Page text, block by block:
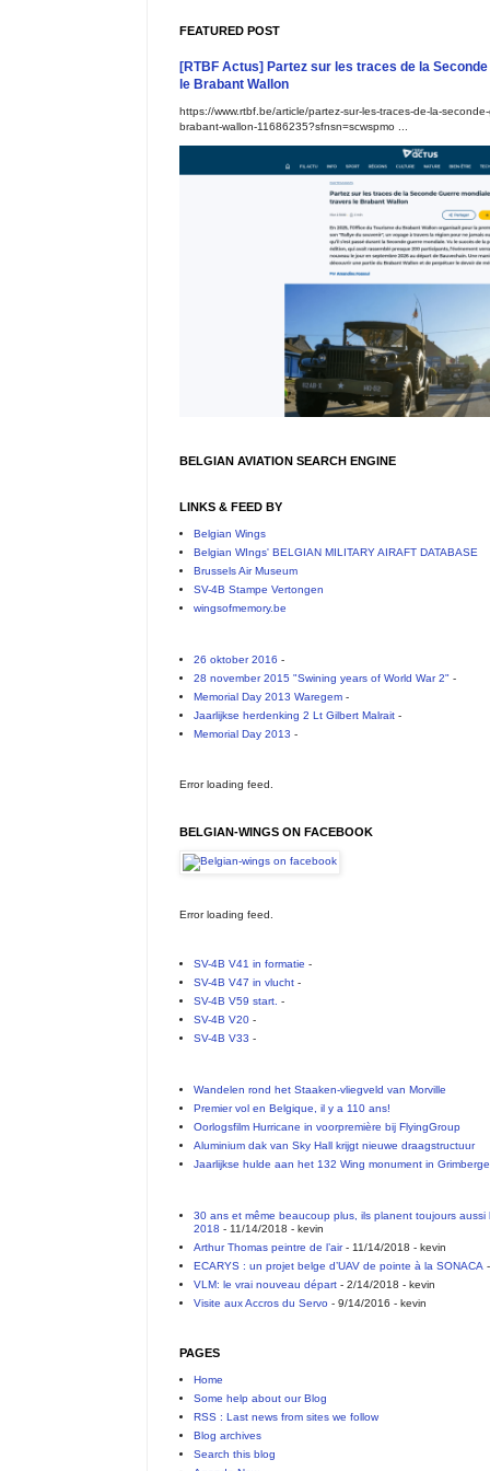
FEATURED POST
[RTBF Actus] Partez sur les traces de la
le Brabant Wallon
https://www.rtbf.be/article/partez-sur-les-traces-de-la-
brabant-wallon-11686235?sfnsn=scwspmo ...
BELGIAN AVIATION SEARCH ENGINE
LINKS & FEED BY
Belgian Wings
Belgian WIngs' BELGIAN MILITARY AIRAFT DATABASE
Brussels Air Museum
SV-4B Stampe Vertongen
wingsofmemory.be
26 oktober 2016 -
28 november 2015 "Swining years of World War 2" -
Memorial Day 2013 Waregem-
Jaarlijkse herdenking 2 Lt Gilbert Malrait-
Memorial Day 2013 -
Error loading feed.
BELGIAN-WINGS ON FACEBOOK
Error loading feed.
SV-4B V41 in formatie -
SV-4B V47 in vlucht-
SV-4B V59 start. -
SV-4B V20-
SV-4B V33 -
Wandelen rond het Staaken-vliegveld van Morville
Premier vol en Belgique, il y a 110 ans!
Oorlogsfilm Hurricane in voorpremière bij FlyingGroup
Aluminium dak van Sky Hall krijgt nieuwe draagstructuur
Jaarlijkse hulde aan het 132 Wing monument in
30 ans et même beaucoup plus, ils planent toujours
2018 - 11/14/2018 - kevin
Arthur Thomas peintre de l’air- 11/14/2018 - kevin
ECARYS : un projet belge d’UAV de pointe à la SONACA
VLM: le vrai nouveau départ- 2/14/2018 - kevin
Visite aux Accros du Servo- 9/14/2016 - kevin
PAGES
Home
Some help about our Blog
RSS : Last news from sites we follow
Blog archives
Search this blog